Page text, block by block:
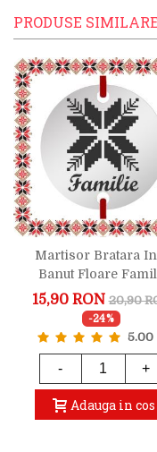
PRODUSE SIMILARE
Martisor Bratara
Banut Floare
15,90 RON 20,90
-24%
5.00
- +
Adauga in cos